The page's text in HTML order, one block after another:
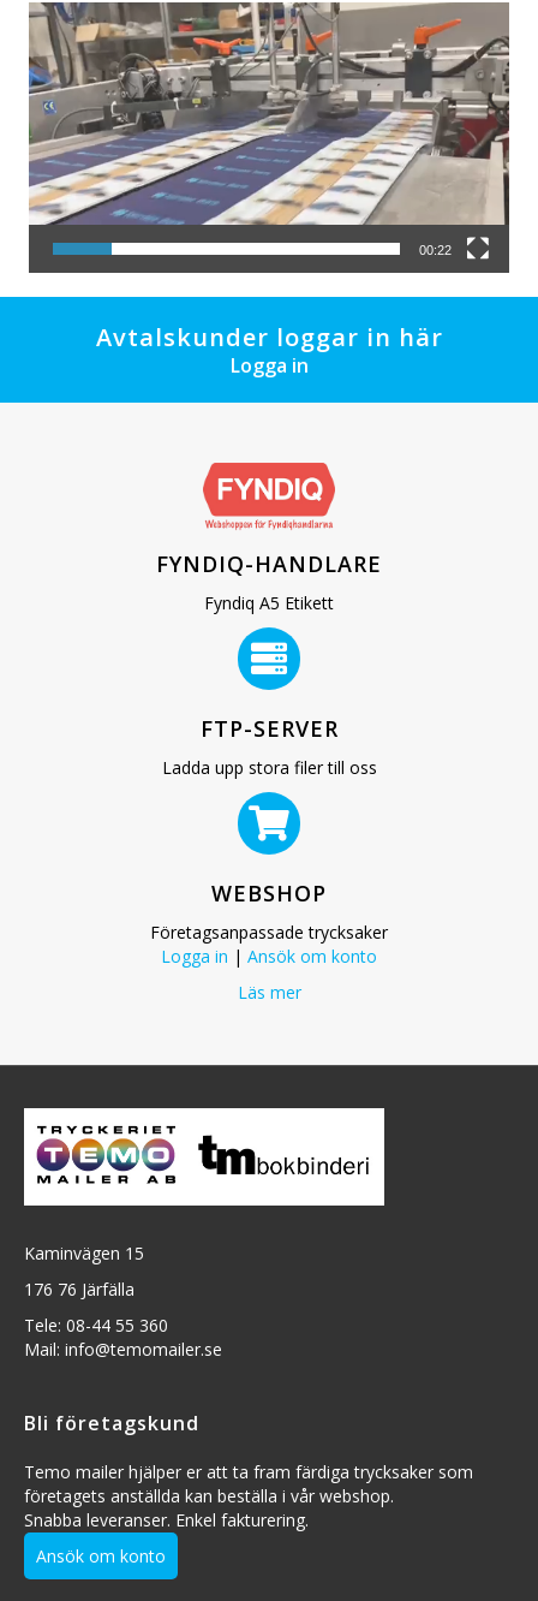
Videospelare
00:22
Avtalskunder loggar in här
Logga in
FYNDIQ-HANDLARE
Fyndiq A5 Etikett
FTP-SERVER
Ladda upp stora filer till oss
WEBSHOP
Företagsanpassade trycksaker
Logga in | Ansök om konto
Läs mer
Kaminvägen 15
176 76 Järfälla
Tele: 08-44 55 360
Mail: info@temomailer.se
Bli företagskund
Temo mailer hjälper er att ta fram färdiga trycksaker som
företagets anställda kan beställa i vår webshop.
Snabba leveranser. Enkel fakturering.
Ansök om konto